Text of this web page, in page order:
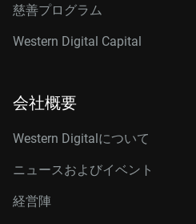
慈善プログラム
Western Digital Capital
会社概要
Western Digitalについて
ニュースおよびイベント
経営陣